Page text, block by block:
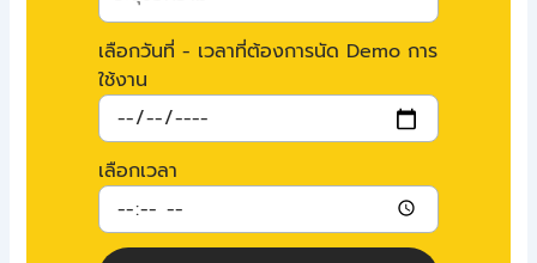
เลือกวันที่ - เวลาที่ต้องการนัด Demo การ
ใช้งาน
เลือกเวลา